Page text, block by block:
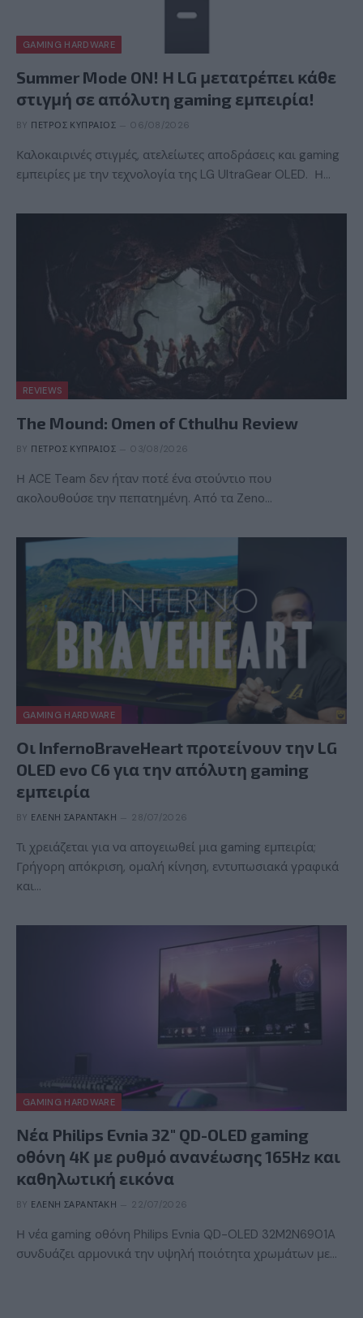
GAMING HARDWARE
Summer Mode ON! Η LG μετατρέπει κάθε
στιγμή σε απόλυτη gaming εμπειρία!
BY ΠΈΤΡΟΣ ΚΥΠΡΑΊΟΣ 06/08/2026
Καλοκαιρινές στιγμές, ατελείωτες αποδράσεις και gaming
εμπειρίες με την τεχνολογία της LG UltraGear OLED. Η…
REVIEWS
The Mound: Omen of Cthulhu Review
BY ΠΈΤΡΟΣ ΚΥΠΡΑΊΟΣ 03/08/2026
Η ACE Team δεν ήταν ποτέ ένα στούντιο που
ακολουθούσε την πεπατημένη. Από τα Zeno…
GAMING HARDWARE
Οι InfernoBraveHeart προτείνουν την LG
OLED evo C6 για την απόλυτη gaming
εμπειρία
BY ΕΛΈΝΗ ΣΑΡΑΝΤΆΚΗ 28/07/2026
Τι χρειάζεται για να απογειωθεί μια gaming εμπειρία;
Γρήγορη απόκριση, ομαλή κίνηση, εντυπωσιακά γραφικά
και…
GAMING HARDWARE
Νέα Philips Evnia 32″ QD-OLED gaming
οθόνη 4K με ρυθμό ανανέωσης 165Hz και
καθηλωτική εικόνα
BY ΕΛΈΝΗ ΣΑΡΑΝΤΆΚΗ 22/07/2026
Η νέα gaming οθόνη Philips Evnia QD-OLED 32M2N6901A
συνδυάζει αρμονικά την υψηλή ποιότητα χρωμάτων με…